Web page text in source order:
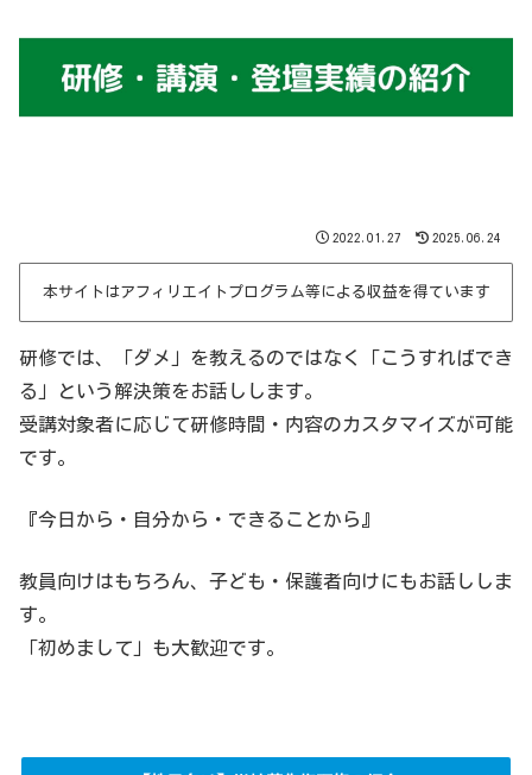
2022.01.27 2025.06.24
本サイトはアフィリエイトプログラム等による収益を得ています
研修では、「ダメ」を教えるのではなく「こうすればでき
る」という解決策をお話しします。
受講対象者に応じて研修時間・内容のカスタマイズが可能
です。
『今日から・自分から・できることから』
教員向けはもちろん、子ども・保護者向けにもお話ししま
す。
「初めまして」も大歓迎です。